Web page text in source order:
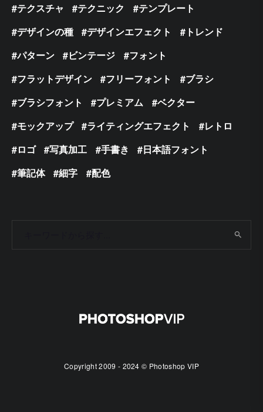
テクスチャ
テクニック
テンプレート
デザインの種
デザインエフェクト
トレンド
パターン
ビンテージ
フォント
フラットデザイン
フリーフォント
ブラシ
ブラシフォント
プレミアム
ベクター
モックアップ
ライティングエフェクト
レトロ
ロゴ
写真加工 手書き
日本語フォント
筆記体
細字 配色
Copyright 2009 - 2024 © Photoshop VIP